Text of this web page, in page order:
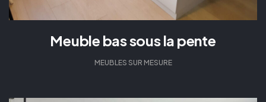
Meuble bas sous la pente
MEUBLES SUR MESURE